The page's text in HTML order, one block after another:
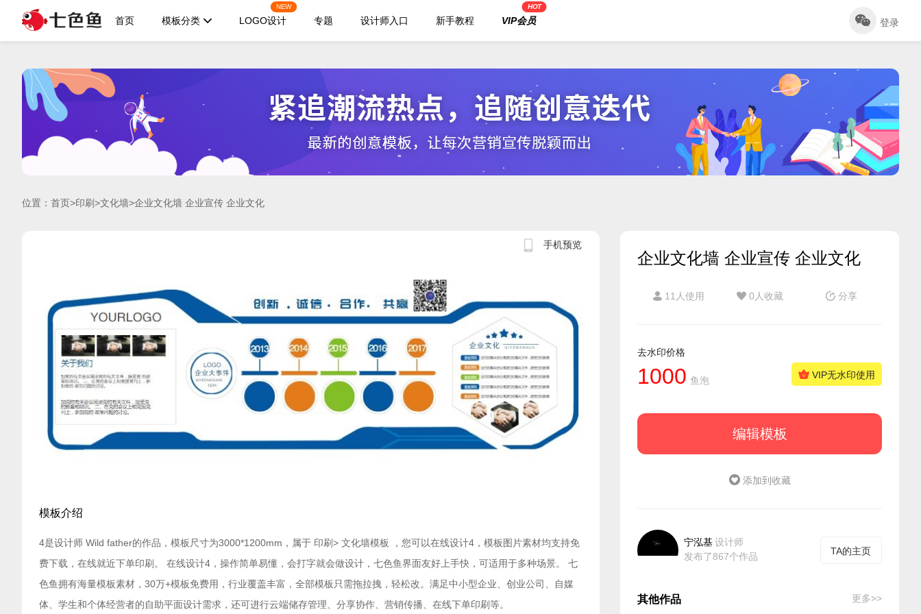
首页 模板分类 LOGO设计
NEW
专题 设计师入口 新手教程 VIP会员
HOT
登录
位置： 首页>印刷>文化墙>企业文化墙 企业宣传 企业文化
手机预览
模板介绍
4是设计师 Wild father的作品，模板尺寸为3000*1200mm，属于 印刷> 文化墙模板 ，您可以在线设计4，模板图片素材均支持免
费下载，在线就近下单印刷。 在线设计4，操作简单易懂，会打字就会做设计，七色鱼界面友好上手快，可适用于多种场景。 七
色鱼拥有海量模板素材，30万+模板免费用，行业覆盖丰富，全部模板只需拖拉拽，轻松改。满足中小型企业、创业公司、自媒
体、学生和个体经营者的自助平面设计需求，还可进行云端储存管理、分享协作、营销传播、在线下单印刷等。
企业文化墙 企业宣传 企业文化
11人使用 0 人收藏 分享
去水印价格
1000 鱼泡 VIP无水印使用
编辑模板
添加到收藏
宁泓基 设计师
发布了867个作品
TA的主页
其他作品 更多>>